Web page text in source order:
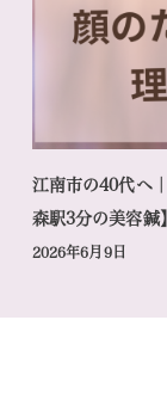
江南市の40代へ
森駅3分の美容鍼】
2026年6月9日